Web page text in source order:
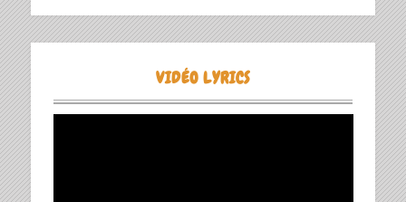
VIDÉO LYRICS